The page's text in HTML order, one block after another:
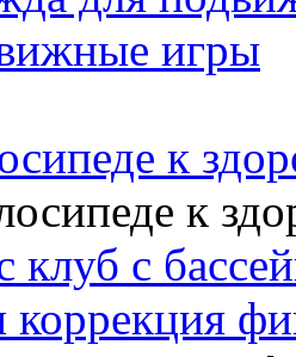
игры
к
клуб с
коррекция